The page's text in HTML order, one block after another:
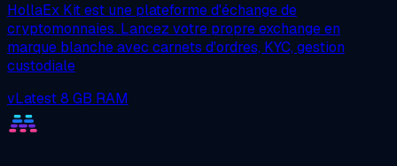
HollaEx Kit est une plateforme d'échange de
cryptomonnaies. Lancez votre propre exchange en
marque blanche avec carnets d'ordres, KYC, gestion
custodiale
vLatest8 GB RAM